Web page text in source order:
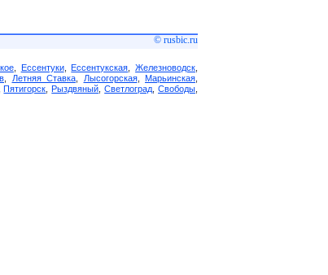
© rusbic.ru
, Ессентуки,Ессентукская ,Железноводск
Летняя Ставка Лысогорская, Марьинская
Пятигорск ,Рыздвяный ,Светлоград ,Свободы